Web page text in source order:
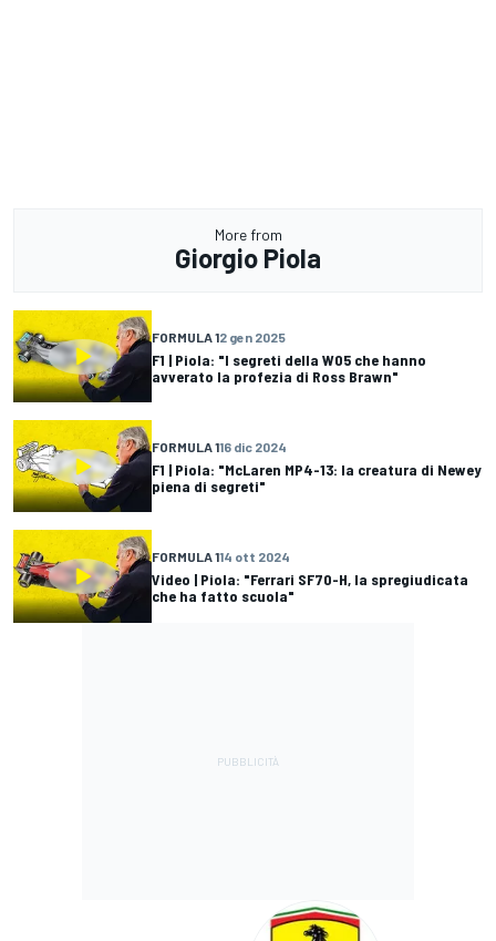
More from
Giorgio Piola
FORMULA 12 gen 2025
F1 | Piola: "I segreti della W05 che hanno
avverato la profezia di Ross Brawn"
FORMULA 116 dic 2024
F1 | Piola: "McLaren MP4-13: la creatura di Newey
piena di segreti"
FORMULA 114 ott 2024
Video | Piola: "Ferrari SF70-H, la spregiudicata
che ha fatto scuola"